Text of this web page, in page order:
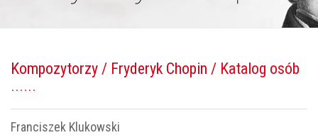
Kompozytorzy / Fryderyk Chopin / Katalog osób
Franciszek Klukowski